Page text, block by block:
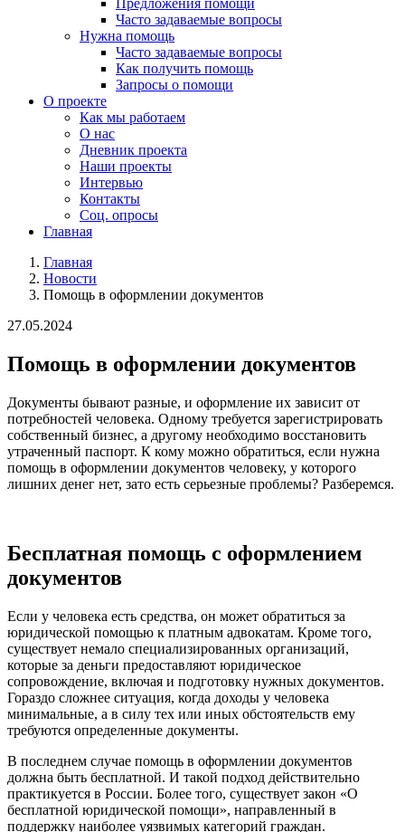
Предложения помощи
Часто задаваемые вопросы
Нужна помощь
Часто задаваемые вопросы
Как получить помощь
Запросы о помощи
О проекте
Как мы работаем
О нас
Дневник проекта
Наши проекты
Интервью
Контакты
Соц. опросы
Главная
Главная
Новости
Помощь в оформлении документов
27.05.2024
Помощь в оформлении документов
Документы бывают разные, и оформление их зависит от
потребностей человека. Одному требуется зарегистрировать
собственный бизнес, а другому необходимо восстановить
утраченный паспорт. К кому можно обратиться, если нужна
помощь в оформлении документов человеку, у которого
лишних денег нет, зато есть серьезные проблемы? Разберемся.
Бесплатная помощь с оформлением
документов
Если у человека есть средства, он может обратиться за
юридической помощью к платным адвокатам. Кроме того,
существует немало специализированных организаций,
которые за деньги предоставляют юридическое
сопровождение, включая и подготовку нужных документов.
Гораздо сложнее ситуация, когда доходы у человека
минимальные, а в силу тех или иных обстоятельств ему
требуются определенные документы.
В последнем случае помощь в оформлении документов
должна быть бесплатной. И такой подход действительно
практикуется в России. Более того, существует закон «О
бесплатной юридической помощи», направленный в
поддержку наиболее уязвимых категорий граждан.